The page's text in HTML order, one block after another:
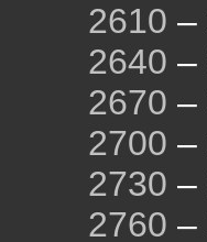
2610 –
2640 –
2670 –
2700 –
2730 –
2760 –